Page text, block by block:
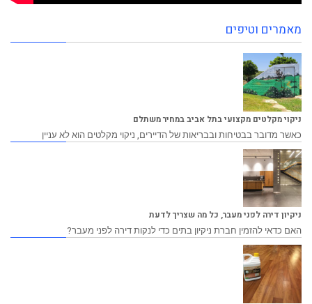
מאמרים וטיפים
ניקוי מקלטים מקצועי בתל אביב במחיר משתלם
כאשר מדובר בבטיחות ובבריאות של הדיירים, ניקוי מקלטים הוא לא עניין
ניקיון דירה לפני מעבר, כל מה שצריך לדעת
האם כדאי להזמין חברת ניקיון בתים כדי לנקות דירה לפני מעבר?